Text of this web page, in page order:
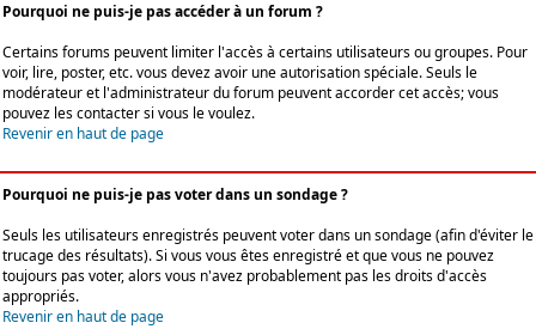
Pourquoi ne puis-je pas accéder à un forum ?
Certains forums peuvent limiter l'accès à certains utilisateurs ou groupes. Pour
voir, lire, poster, etc. vous devez avoir une autorisation spéciale. Seuls le
modérateur et l'administrateur du forum peuvent accorder cet accès; vous
pouvez les contacter si vous le voulez.
Revenir en haut de page
Pourquoi ne puis-je pas voter dans un sondage ?
Seuls les utilisateurs enregistrés peuvent voter dans un sondage (afin d'éviter le
trucage des résultats). Si vous vous êtes enregistré et que vous ne pouvez
toujours pas voter, alors vous n'avez probablement pas les droits d'accès
appropriés.
Revenir en haut de page